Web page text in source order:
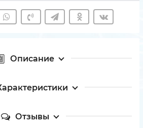
Описание
Отзывы